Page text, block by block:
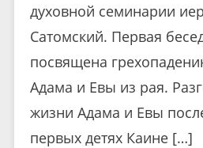
духовной семинарии
Сатомский. Первая
посвящена
Адама и Евы из рая.
жизни Адама и Евы
первых детях Каине […]